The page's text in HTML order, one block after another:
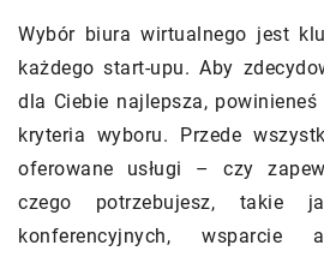
Wybór biura wirtualnego jest
każdego start-upu. Aby
dla Ciebie najlepsza,
kryteria wyboru. Przede
oferowane usługi – czy
czego potrzebujesz, takie
konferencyjnych, wsparcie